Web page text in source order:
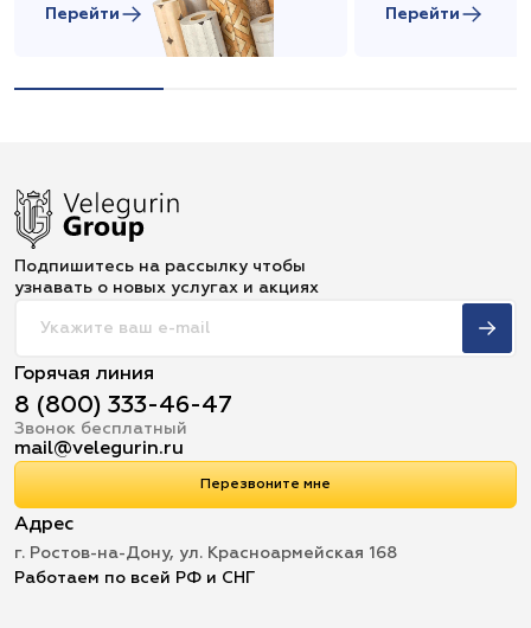
Перейти Перейти
Подпишитесь на рассылку чтобы
узнавать о новых услугах и акциях
Горячая линия
8 (800) 333-46-47
Звонок бесплатный
mail@velegurin.ru
Перезвоните мне
Адрес
г. Ростов-на-Дону, ул. Красноармейская 168
Работаем по всей РФ и СНГ